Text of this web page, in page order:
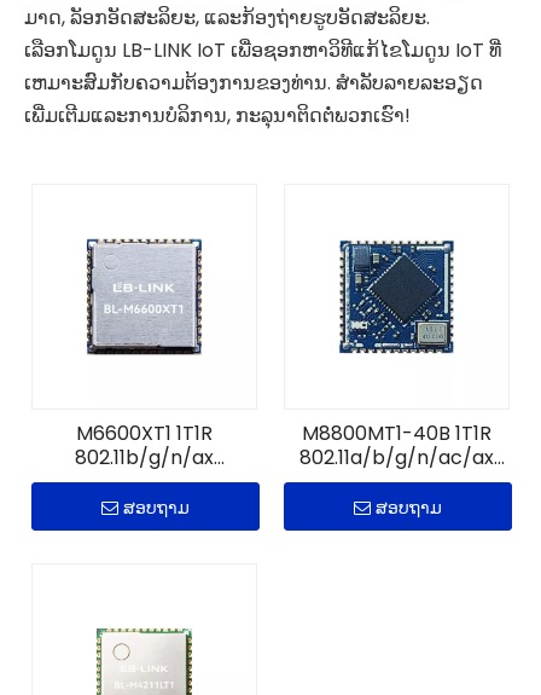
ມາດ, ລັອກອັດສະລິຍະ, ແລະກ້ອງຖ່າຍຮູບອັດສະລິຍະ.
ເລືອກໂມດູນ LB-LINK IoT ເພື່ອຊອກຫາວິທີແກ້ໄຂໂມດູນ IoT ທີ່
ເຫມາະສົມກັບຄວາມຕ້ອງການຂອງທ່ານ. ສໍາລັບລາຍລະອຽດ
ເພີ່ມເຕີມແລະການບໍລິການ, ກະລຸນາຕິດຕໍ່ພວກເຮົາ!
M6600XT1 1T1R
802.11b/g/n/ax
WiFi+B5.0 ໂມດູນ IoT
ສອບຖາມ
M8800MT1-40B 1T1R
802.11a/b/g/n/ac/ax
WiFi+B5.4 ໂມດູນ
ສອບຖາມ